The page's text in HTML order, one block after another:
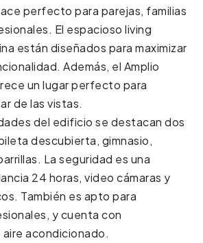
perfecto para parejas, familias
El espacioso living
están diseñados para maximizar
Además, el Amplio
un lugar perfecto para
de las vistas.
del edificio se destacan dos
descubierta, gimnasio,
La seguridad es una
24 horas, video cámaras y
También es apto para
y cuenta con
acondicionado.